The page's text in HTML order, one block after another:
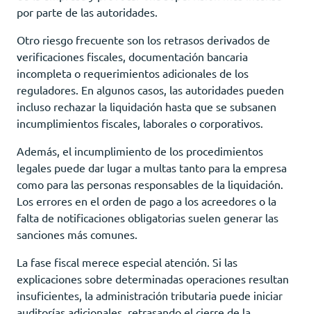
por parte de las autoridades.
Otro riesgo frecuente son los retrasos derivados de
verificaciones fiscales, documentación bancaria
incompleta o requerimientos adicionales de los
reguladores. En algunos casos, las autoridades pueden
incluso rechazar la liquidación hasta que se subsanen
incumplimientos fiscales, laborales o corporativos.
Además, el incumplimiento de los procedimientos
legales puede dar lugar a multas tanto para la empresa
como para las personas responsables de la liquidación.
Los errores en el orden de pago a los acreedores o la
falta de notificaciones obligatorias suelen generar las
sanciones más comunes.
La fase fiscal merece especial atención. Si las
explicaciones sobre determinadas operaciones resultan
insuficientes, la administración tributaria puede iniciar